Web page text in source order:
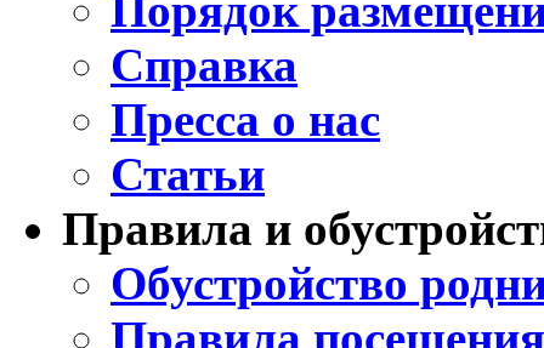
Порядок
Справка
Пресса о нас
Статьи
Правила и
Обустройство